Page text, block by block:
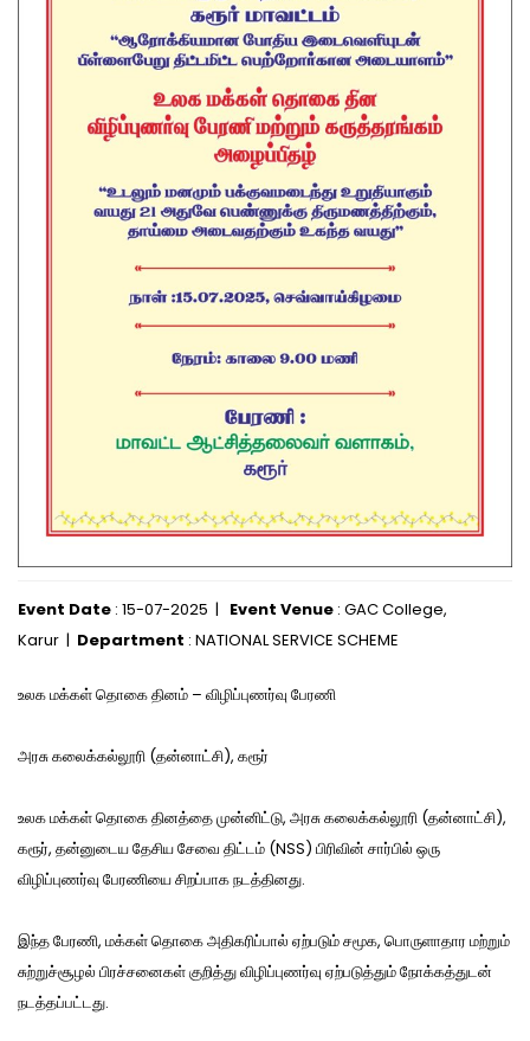
Event Date : 15-07-2025 | Event Venue : GAC College,
Karur | Department : NATIONAL SERVICE SCHEME
உலக மக்கள் தொகை தினம் – விழிப்புணர்வு பேரணி
அரசு கலைக்கல்லூரி (தன்னாட்சி), கரூர்
உலக மக்கள் தொகை தினத்தை முன்னிட்டு, அரசு கலைக்கல்லூரி (தன்னாட்சி),
கரூர், தன்னுடைய தேசிய சேவை திட்டம் (NSS) பிரிவின் சார்பில் ஒரு
விழிப்புணர்வு பேரணியை சிறப்பாக நடத்தினது.
இந்த பேரணி, மக்கள் தொகை அதிகரிப்பால் ஏற்படும் சமூக, பொருளாதார மற்றும்
சுற்றுச்சூழல் பிரச்சனைகள் குறித்து விழிப்புணர்வு ஏற்படுத்தும் நோக்கத்துடன்
நடத்தப்பட்டது.